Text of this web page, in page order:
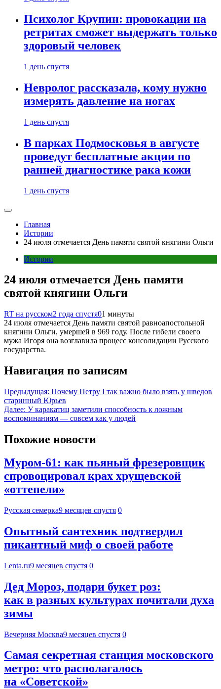
Психолог Крупин: провокации на
ретритах сможет выдержать только
здоровый человек
1 день спустя
Невролог рассказала, кому нужно
измерять давление на ногах
1 день спустя
В парках Подмосковья в августе
проведут бесплатные акции по
ранней диагностике рака кожи
1 день спустя
Главная
Истории
24 июля отмечается День памяти святой княгини Ольги
Истории
24 июля отмечается День памяти
святой княгини Ольги
RT на русском2 года спустя01 минуты
24 июля отмечается День памяти святой равноапостольной
княгини Ольги, умершей в 969 году. После гибели своего
мужа Игоря она возглавила процесс консолидации Русского
государства.
Навигация по записям
Предыдущая: Почему Петру I так важно было взять у шведов
старинный Юрьев
Далее: У каракатиц заметили способность к ложным
воспоминаниям — совсем как у людей
Похожие новости
Муром-61: как пьяный фрезеровщик
спровоцировал крах хрущевской
«оттепели»
Русская семерка9 месяцев спустя 0
Опытный сантехник подтвердил
пикантный миф о своей работе
Lenta.ru9 месяцев спустя 0
Дед Мороз, подари букет роз:
как в разных культурах почитали духа
зимы
Вечерняя Москва9 месяцев спустя 0
Самая секретная станция московского
метро: что располагалось
на «Советской»